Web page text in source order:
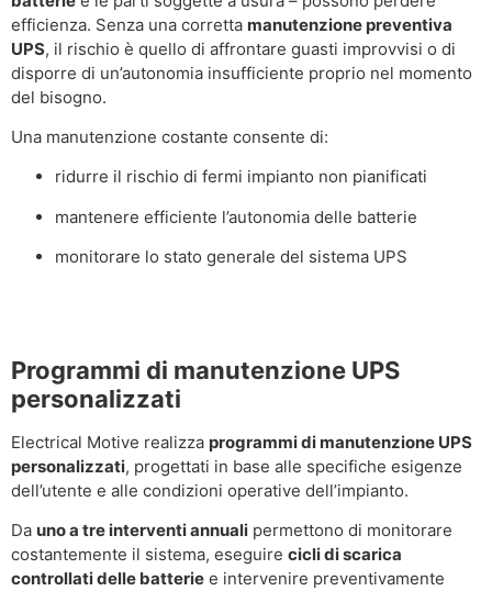
efficienza. Senza una corretta manutenzione preventiva
UPS, il rischio è quello di affrontare guasti improvvisi o di
disporre di un’autonomia insufficiente proprio nel momento
del bisogno.
Una manutenzione costante consente di:
ridurre il rischio di fermi impianto non pianificati
mantenere efficiente l’autonomia delle batterie
monitorare lo stato generale del sistema UPS
Programmi di manutenzione UPS
personalizzati
Electrical Motive realizza programmi di manutenzione UPS
personalizzati, progettati in base alle specifiche esigenze
dell’utente e alle condizioni operative dell’impianto.
Da uno a tre interventi annuali permettono di monitorare
costantemente il sistema, eseguire cicli di scarica
controllati delle batterie e intervenire preventivamente